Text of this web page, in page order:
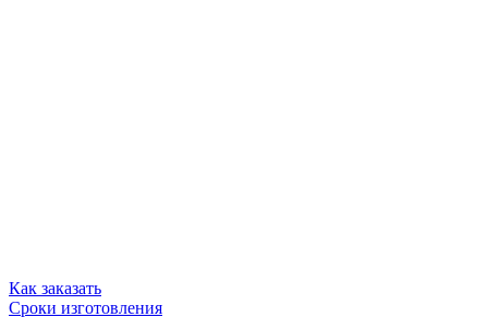
Как заказать
Сроки изготовления